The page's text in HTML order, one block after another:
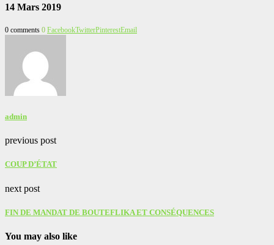
14 Mars 2019
0 comments 0 FacebookTwitterPinterestEmail
admin
previous post
COUP D’ÉTAT
next post
FIN DE MANDAT DE BOUTEFLIKA ET CONSÉQUENCES
You may also like